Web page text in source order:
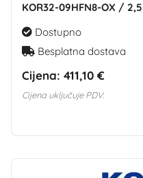
KOR32-09HFN8-OX /
Dostupno
Besplatna dostava
Cijena: 411,10 €
Cijena uključuje PDV.